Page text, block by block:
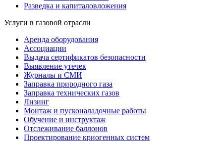
Разведка и капиталовложения
Услуги в газовой отрасли
Аренда оборудования
Ассоциации
Выдача сертификатов безопасности
Выявление утечек
Журналы и СМИ
Заправка природного газа
Заправка технических газов
Лизинг
Монтаж и пусконаладочные работы
Обучение и инструктаж
Отслеживание баллонов
Проектирование криогенных систем